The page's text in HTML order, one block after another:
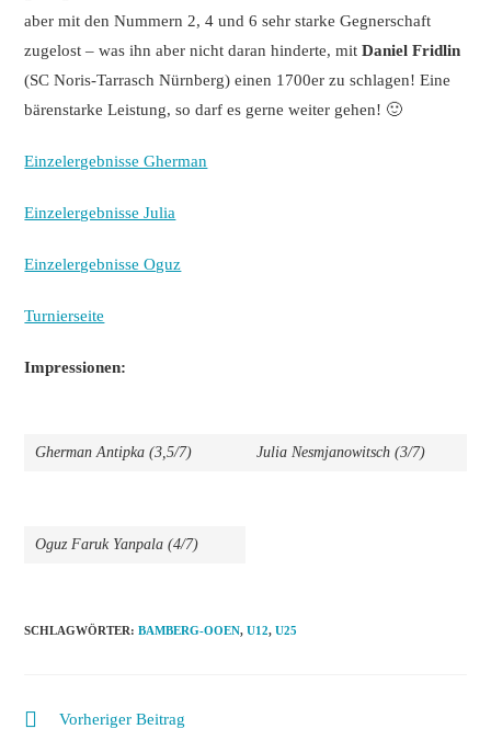
aber mit den Nummern 2, 4 und 6 sehr starke Gegnerschaft
zugelost – was ihn aber nicht daran hinderte, mitDaniel Fridlin
(SC Noris-Tarrasch Nürnberg) einen 1700er zu schlagen! Eine
bärenstarke Leistung, so darf es gerne weiter gehen! 🙂
Einzelergebnisse Gherman
Einzelergebnisse Julia
Einzelergebnisse Oguz
Turnierseite
Impressionen:
Gherman Antipka (3,5/7) Julia Nesmjanowitsch (3/7)
Oguz Faruk Yanpala (4/7)
SCHLAGWÖRTER:BAMBERG-OOEN, U12, U25
WeitereVorheriger Beitrag